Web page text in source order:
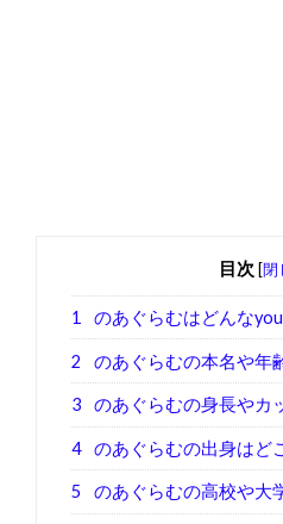
目次 [閉
1 のあぐらむはどんな
2 のあぐらむの本名や年
3 のあぐらむの身長やカ
4 のあぐらむの出身はど
5 のあぐらむの高校や大